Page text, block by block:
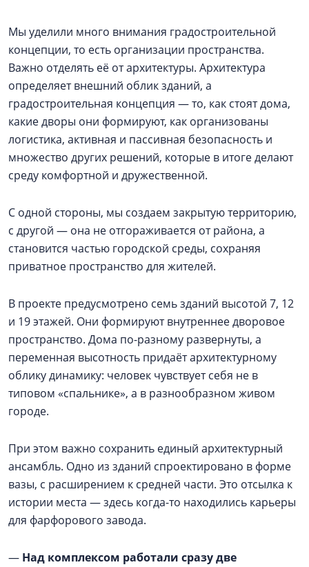
Мы уделили много внимания градостроительной
концепции, то есть организации пространства.
Важно отделять её от архитектуры. Архитектура
определяет внешний облик зданий, а
градостроительная концепция — то, как стоят дома,
какие дворы они формируют, как организованы
логистика, активная и пассивная безопасность и
множество других решений, которые в итоге делают
среду комфортной и дружественной.
С одной стороны, мы создаем закрытую территорию,
с другой — она не отгораживается от района, а
становится частью городской среды, сохраняя
приватное пространство для жителей.
В проекте предусмотрено семь зданий высотой 7, 12
и 19 этажей. Они формируют внутреннее дворовое
пространство. Дома по-разному развернуты, а
переменная высотность придаёт архитектурному
облику динамику: человек чувствует себя не в
типовом «спальнике», а в разнообразном живом
городе.
При этом важно сохранить единый архитектурный
ансамбль. Одно из зданий спроектировано в форме
вазы, с расширением к средней части. Это отсылка к
истории места — здесь когда-то находились карьеры
для фарфорового завода.
— Над комплексом работали сразу две